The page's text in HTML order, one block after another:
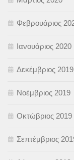
Φεβρουάριος
Ιανουάριος 2020
Δεκέμβριος 2019
Νοέμβριος 2019
Οκτώβριος 2019
Σεπτέμβριος